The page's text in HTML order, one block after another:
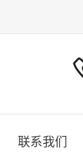
联系我们